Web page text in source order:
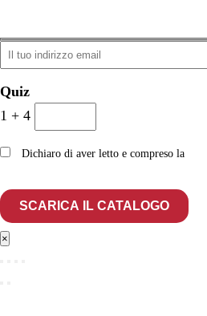
Quiz
1 + 4
Dichiaro di aver letto e compreso la
×